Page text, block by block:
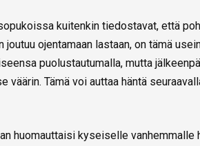
kuitenkin tiedostavat, että
ojentamaan lastaan, on tämä
puolustautumalla, mutta
Tämä voi auttaa häntä
huomauttaisi kyseiselle vanhemmalle